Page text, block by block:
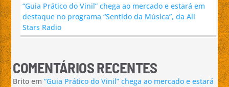
“Guia Prático do Vinil” chega ao mercado e estará em
destaque no programa “Sentido da Música”, da All
Stars Radio
COMENTÁRIOS RECENTES
Brito em“Guia Prático do Vinil” chega ao mercado e estará